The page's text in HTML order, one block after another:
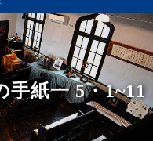
紙一 5・1~11